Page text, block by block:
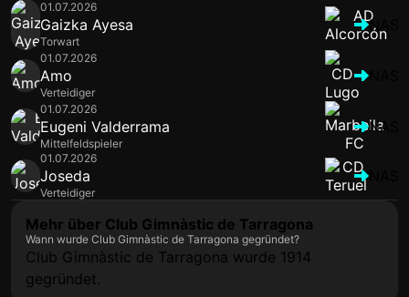
01.07.2026
Gaizka Ayesa
Torwart
NAS
01.07.2026
Amo
Verteidiger
01.07.2026
Eugeni Valderrama
Mittelfeldspieler
NAS
01.07.2026
Joseda
Verteidiger
Mehr über Club Gimnàstic de Tarragona
Wann wurde Club Gimnàstic de Tarragona gegründet?
Club Gimnàstic de Tarragona wurde 1914
gegründet.